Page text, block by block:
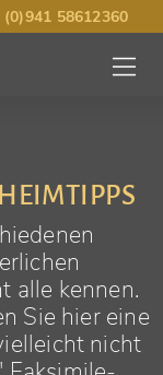
58612360
MENÜ
alle kennen.
Sie hier eine
nicht